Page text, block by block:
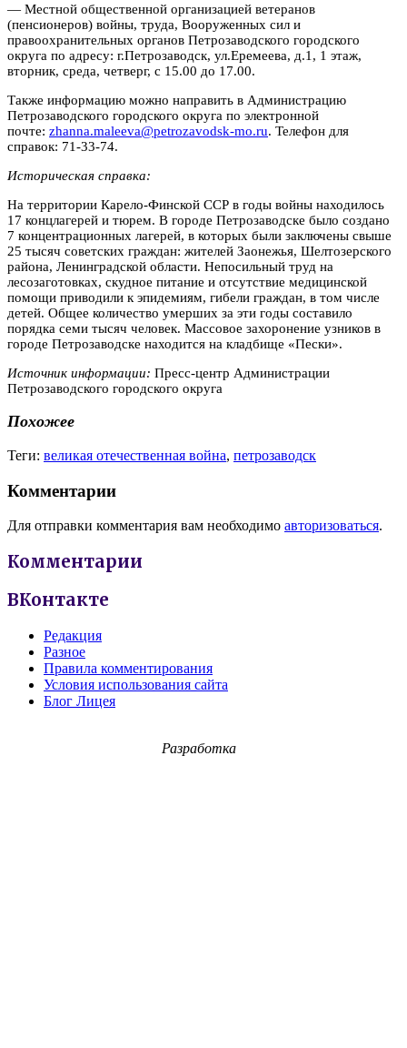
— Местной общественной организацией ветеранов
(пенсионеров) войны, труда, Вооруженных сил и
правоохранительных органов Петрозаводского городского
округа по адресу: г.Петрозаводск, ул.Еремеева, д.1, 1 этаж,
вторник, среда, четверг, с 15.00 до 17.00.
Также информацию можно направить в Администрацию
Петрозаводского городского округа по электронной
почте: zhanna.maleeva@petrozavodsk-mo.ru. Телефон для
справок: 71-33-74.
Историческая справка:
На территории Карело-Финской ССР в годы войны находилось
17 концлагерей и тюрем. В городе Петрозаводске было создано
7 концентрационных лагерей, в которых были заключены свыше
25 тысяч советских граждан: жителей Заонежья, Шелтозерского
района, Ленинградской области. Непосильный труд на
лесозаготовках, скудное питание и отсутствие медицинской
помощи приводили к эпидемиям, гибели граждан, в том числе
детей. Общее количество умерших за эти годы составило
порядка семи тысяч человек. Массовое захоронение узников в
городе Петрозаводске находится на кладбище «Пески».
Источник информации: Пресс-центр Администрации
Петрозаводского городского округа
Похожее
Теги: великая отечественная война, петрозаводск
Комментарии
Для отправки комментария вам необходимо авторизоваться.
Комментарии
ВКонтакте
Редакция
Разное
Правила комментирования
Условия использования сайта
Блог Лицея
Разработка